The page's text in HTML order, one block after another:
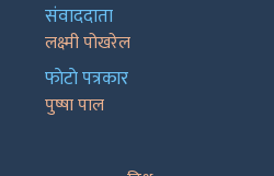
संवाददाता
लक्ष्मी पोखरेल
फाेटाे पत्रकार
पुष्षा पाल